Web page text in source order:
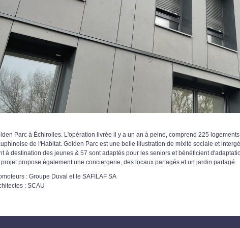
Parc à Échirolles. L'opération livrée il y a un an à peine, comprend 225
de l'Habitat. Golden Parc est une belle illustration de mixité sociale et
à destination des jeunes & 57 sont adaptés pour les seniors et bénéficient
projet propose également une conciergerie, des locaux partagés et un jardin partagé.
: Groupe Duval et le SAFILAF SA
: SCAU